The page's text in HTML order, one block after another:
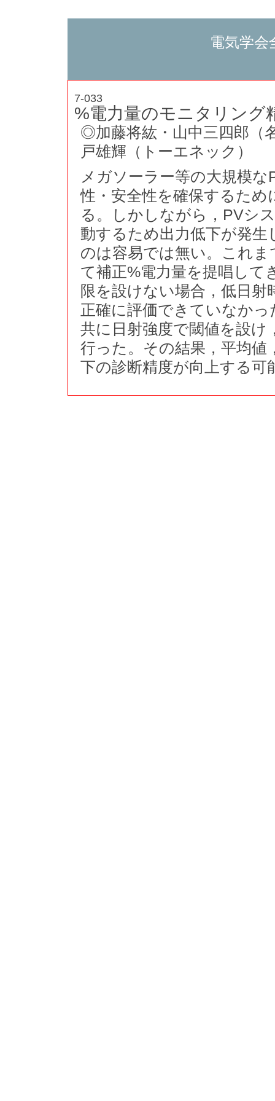
電気学会
7-033
%電力量のモニタリング
◎加藤将紘・山中三四郎（
戸雄輝（トーエネック）
メガソーラー等の大規模
性・安全性を確保するた
る。しかしながら，PVシ
動するため出力低下が発
のは容易では無い。これ
て補正%電力量を提唱して
限を設けない場合，低日
正確に評価できていなか
共に日射強度で閾値を設け
行った。その結果，平均値
下の診断精度が向上する可